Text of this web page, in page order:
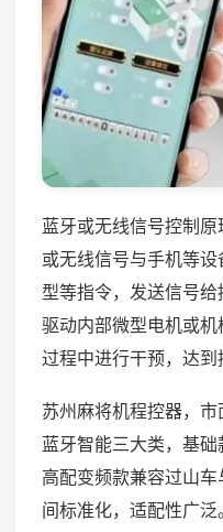
蓝牙或无线信号控制
或无线信号与手机等
型等指令，发送信号
驱动内部微型电机或
过程中进行干预，达到
苏州麻将机程控器，市
蓝牙智能三大类，基础
高配变频款兼容过山
间标准化，适配性广泛。